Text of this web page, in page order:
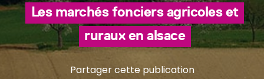
Les marchés fonciers agricoles et
ruraux en alsace
Partager cette publication